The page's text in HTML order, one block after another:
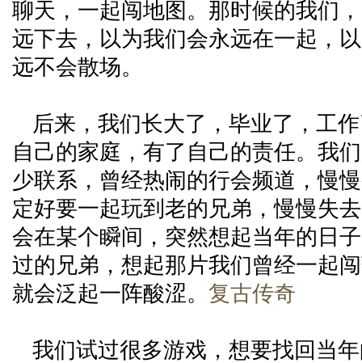
聊天，一起闯地图。那时候的我们
远下去，以为我们会永远在一起，
远不会散场。
后来，我们长大了，毕业了，工
自己的家庭，有了自己的责任。我
少联系，曾经热闹的行会频道，慢
定好要一起玩到老的兄弟，慢慢失
会在某个瞬间，突然想起当年的日
过的兄弟，想起那片我们曾经一起
就会泛起一阵酸涩。 复古传奇
我们试过很多游戏，想要找回当